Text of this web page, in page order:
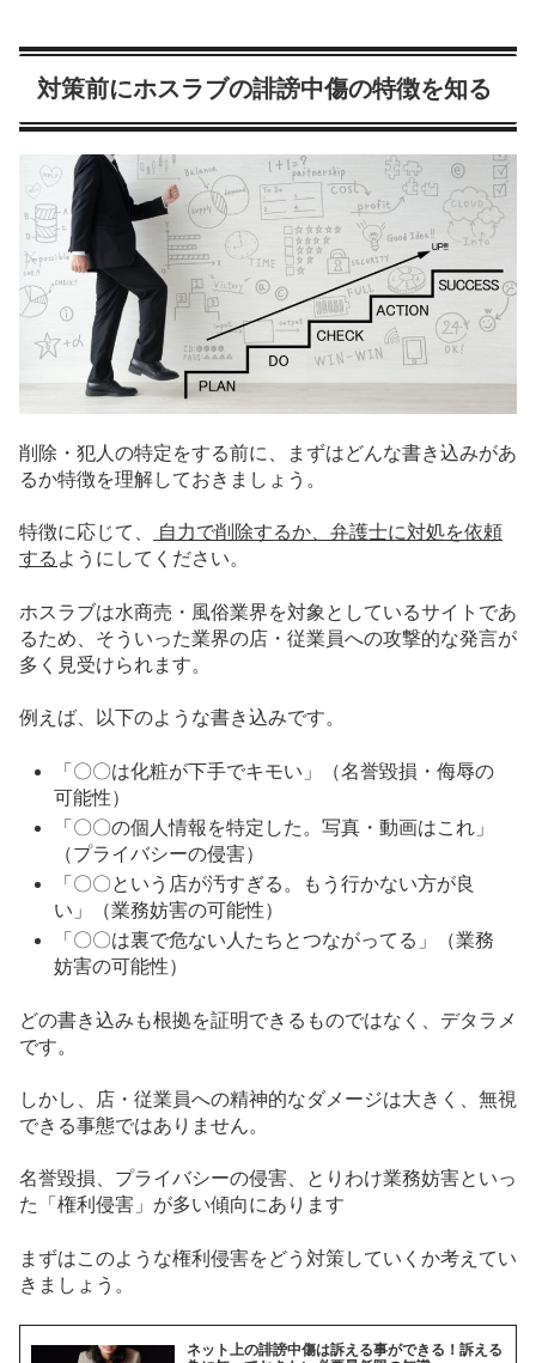
対策前にホスラブの誹謗中傷の特徴を知る
削除・犯人の特定をする前に、まずはどんな書き込みがあ
るか特徴を理解しておきましょう。
特徴に応じて、
自力で削除するか、弁護士に対処を依頼
する ようにしてください。
ホスラブは水商売・風俗業界を対象としているサイトであ
るため、そういった業界の店・従業員への攻撃的な発言が
多く見受けられます。
例えば、以下のような書き込みです。
「〇〇は化粧が下手でキモい」（名誉毀損・侮辱の
可能性）
「〇〇の個人情報を特定した。写真・動画はこれ」
（プライバシーの侵害）
「〇〇という店が汚すぎる。もう行かない方が良
い」（業務妨害の可能性）
「〇〇は裏で危ない人たちとつながってる」（業務
妨害の可能性）
どの書き込みも根拠を証明できるものではなく、デタラメ
です。
しかし、店・従業員への精神的なダメージは大きく、無視
できる事態ではありません。
名誉毀損、プライバシーの侵害、とりわけ業務妨害といっ
た「権利侵害」が多い傾向にあります
まずはこのような権利侵害をどう対策していくか考えてい
きましょう。
ネット上の誹謗中傷は訴える事ができる！訴える